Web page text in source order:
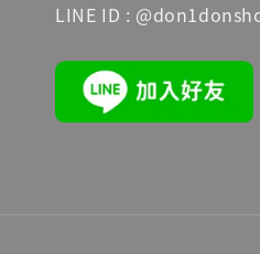
LINE ID :